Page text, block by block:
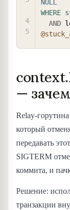
NULL
WHERE
AND
— зачем
Relay-
который
передавать
SIGTERM
коммита, и
Решение:
транзакции